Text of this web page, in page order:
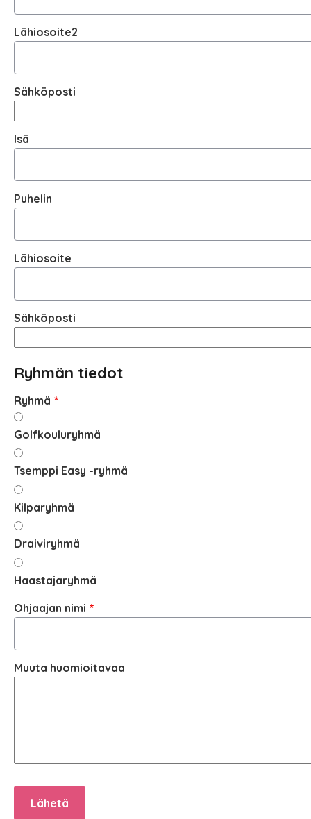
Lähiosoite2
Sähköposti
Isä
Puhelin
Lähiosoite
Sähköposti
Ryhmän tiedot
Ryhmä
Golfkouluryhmä
Tsemppi Easy -ryhmä
Kilparyhmä
Draiviryhmä
Haastajaryhmä
Ohjaajan nimi
Muuta huomioitavaa